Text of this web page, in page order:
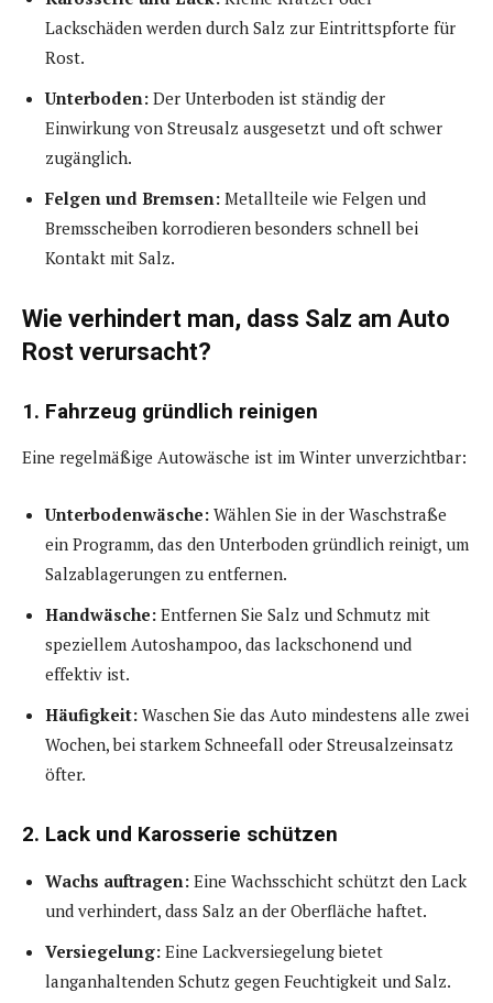
Lackschäden werden durch Salz zur Eintrittspforte für
Rost.
Unterboden: Der Unterboden ist ständig der
Einwirkung von Streusalz ausgesetzt und oft schwer
zugänglich.
Felgen und Bremsen: Metallteile wie Felgen und
Bremsscheiben korrodieren besonders schnell bei
Kontakt mit Salz.
Wie verhindert man, dass Salz am Auto
Rost verursacht?
1. Fahrzeug gründlich reinigen
Eine regelmäßige Autowäsche ist im Winter unverzichtbar:
Unterbodenwäsche: Wählen Sie in der Waschstraße
ein Programm, das den Unterboden gründlich reinigt, um
Salzablagerungen zu entfernen.
Handwäsche: Entfernen Sie Salz und Schmutz mit
speziellem Autoshampoo, das lackschonend und
effektiv ist.
Häufigkeit: Waschen Sie das Auto mindestens alle zwei
Wochen, bei starkem Schneefall oder Streusalzeinsatz
öfter.
2. Lack und Karosserie schützen
Wachs auftragen: Eine Wachsschicht schützt den Lack
und verhindert, dass Salz an der Oberfläche haftet.
Versiegelung: Eine Lackversiegelung bietet
langanhaltenden Schutz gegen Feuchtigkeit und Salz.